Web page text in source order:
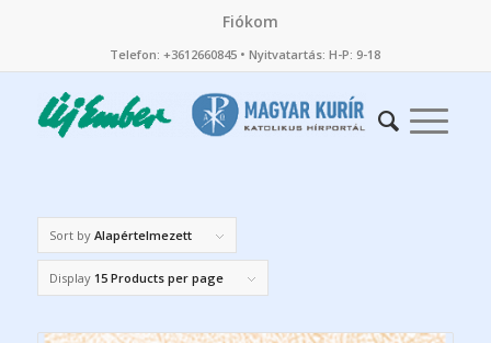
Fiókom
Telefon: +3612660845 • Nyitvatartás: H-P: 9-18
Sort by Alapértelmezett
Display 15 Products per page